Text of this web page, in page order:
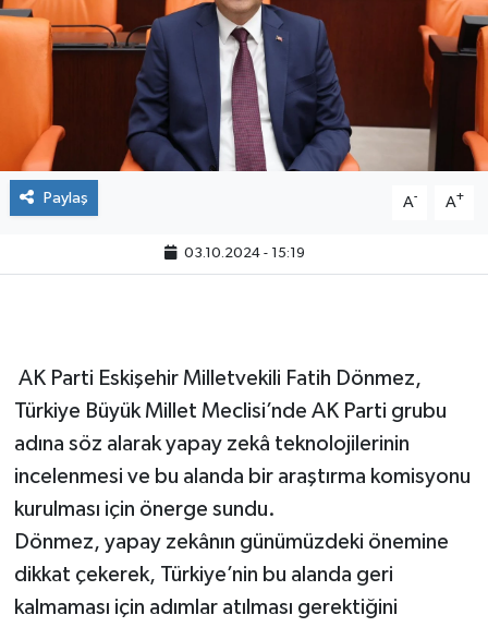
Paylaş A- A+
03.10.2024 - 15:19
AK Parti Eskişehir Milletvekili Fatih Dönmez,
Türkiye Büyük Millet Meclisi’nde AK Parti grubu
adına söz alarak yapay zekâ teknolojilerinin
incelenmesi ve bu alanda bir araştırma komisyonu
kurulması için önerge sundu.
Dönmez, yapay zekânın günümüzdeki önemine
dikkat çekerek, Türkiye’nin bu alanda geri
kalmaması için adımlar atılması gerektiğini